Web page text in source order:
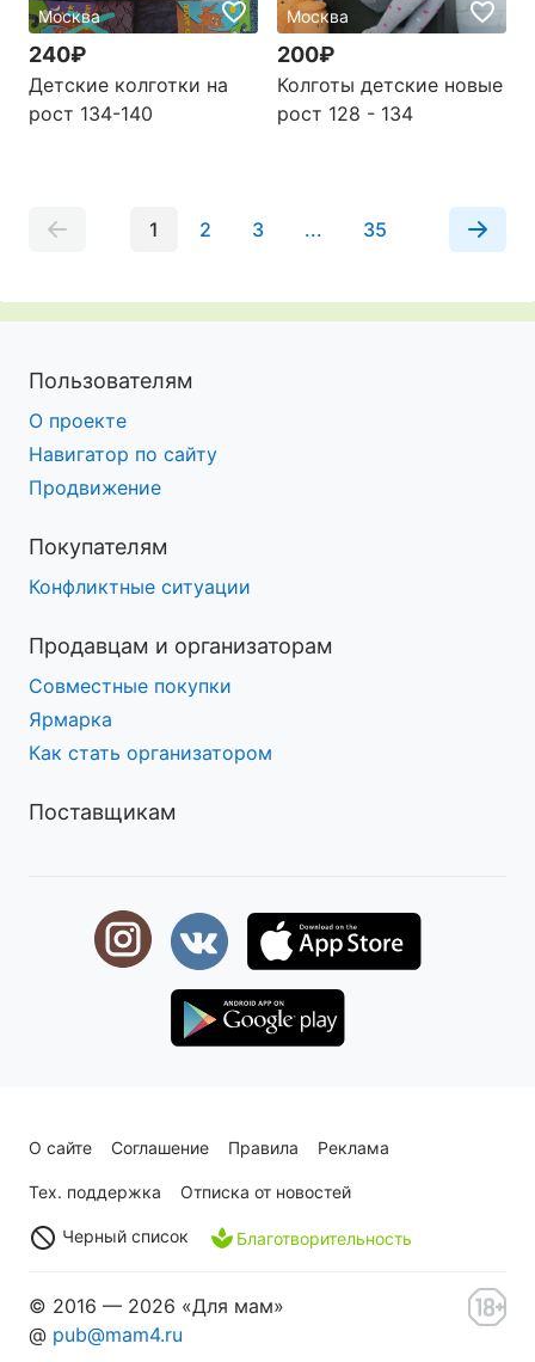
Москва
240₽
Детские колготки на
рост 134-140
Москва
200₽
Колготы детские новые
рост 128 - 134
1 2 3 ... 35
Пользователям
О проекте
Навигатор по сайту
Продвижение
Покупателям
Конфликтные ситуации
Продавцам и организаторам
Совместные покупки
Ярмарка
Как стать организатором
Поставщикам
О сайте Соглашение Правила Реклама
Тех. поддержка Отписка от новостей
Черный список Благотворительность
© 2016 — 2026 «Для мам»
@ pub@mam4.ru